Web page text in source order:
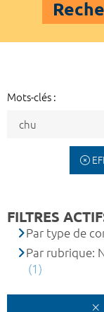
Mots-clés :
FILTRES
Par type de
Par rubrique:
(1)